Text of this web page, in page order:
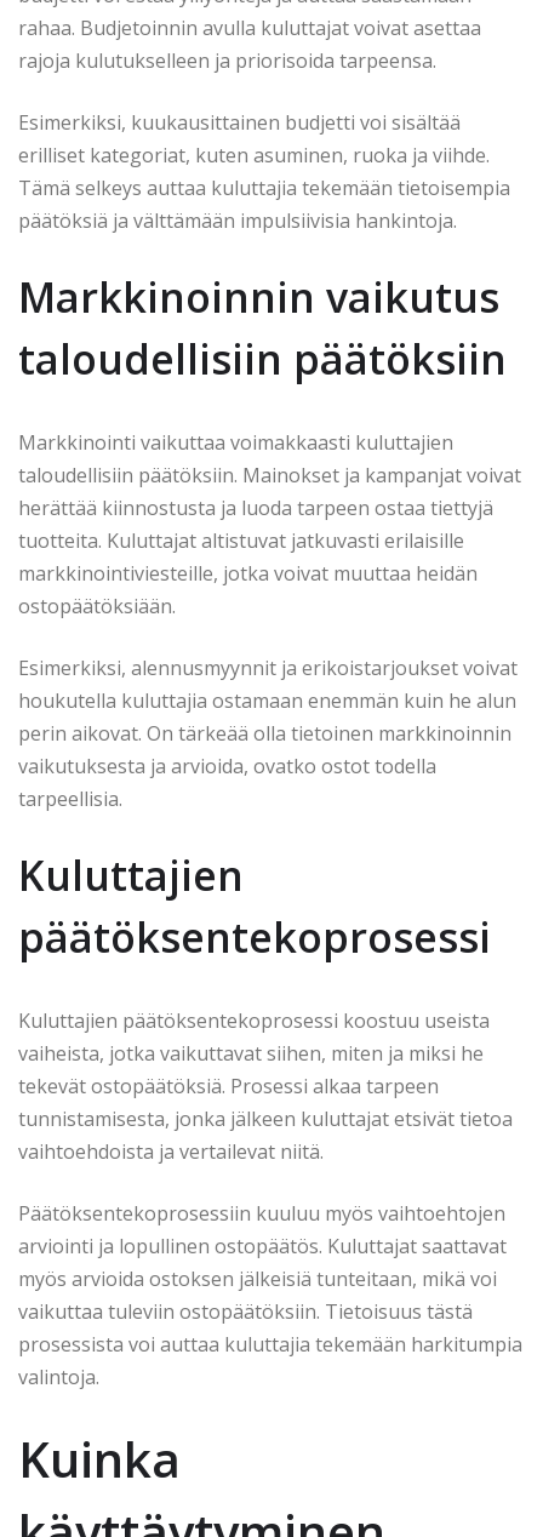
rahaa. Budjetoinnin avulla kuluttajat voivat asettaa
rajoja kulutukselleen ja priorisoida tarpeensa.
Esimerkiksi, kuukausittainen budjetti voi sisältää
erilliset kategoriat, kuten asuminen, ruoka ja viihde.
Tämä selkeys auttaa kuluttajia tekemään tietoisempia
päätöksiä ja välttämään impulsiivisia hankintoja.
Markkinoinnin vaikutus
taloudellisiin päätöksiin
Markkinointi vaikuttaa voimakkaasti kuluttajien
taloudellisiin päätöksiin. Mainokset ja kampanjat voivat
herättää kiinnostusta ja luoda tarpeen ostaa tiettyjä
tuotteita. Kuluttajat altistuvat jatkuvasti erilaisille
markkinointiviesteille, jotka voivat muuttaa heidän
ostopäätöksiään.
Esimerkiksi, alennusmyynnit ja erikoistarjoukset voivat
houkutella kuluttajia ostamaan enemmän kuin he alun
perin aikovat. On tärkeää olla tietoinen markkinoinnin
vaikutuksesta ja arvioida, ovatko ostot todella
tarpeellisia.
Kuluttajien
päätöksentekoprosessi
Kuluttajien päätöksentekoprosessi koostuu useista
vaiheista, jotka vaikuttavat siihen, miten ja miksi he
tekevät ostopäätöksiä. Prosessi alkaa tarpeen
tunnistamisesta, jonka jälkeen kuluttajat etsivät tietoa
vaihtoehdoista ja vertailevat niitä.
Päätöksentekoprosessiin kuuluu myös vaihtoehtojen
arviointi ja lopullinen ostopäätös. Kuluttajat saattavat
myös arvioida ostoksen jälkeisiä tunteitaan, mikä voi
vaikuttaa tuleviin ostopäätöksiin. Tietoisuus tästä
prosessista voi auttaa kuluttajia tekemään harkitumpia
valintoja.
Kuinka